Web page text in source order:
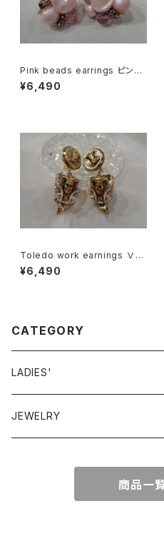
Pink beads earrings ピンク
ビーズ イヤリング
¥6,490
Toledo work earnings Ⅴ
"Face" トレドワーク イヤリン
グ Ⅴ "フェイス"
¥6,490
CATEGORY
LADIES'
VINTAGE
JEWELRY
商品一